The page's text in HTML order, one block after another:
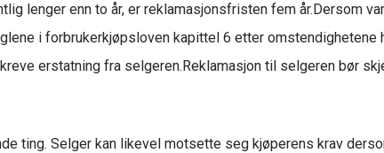
lenger enn to år, er reklamasjonsfristen fem år.Dersom
i forbrukerkjøpsloven kapittel 6 etter omstendighetene
erstatning fra selgeren.Reklamasjon til selgeren bør
ting. Selger kan likevel motsette seg kjøperens krav